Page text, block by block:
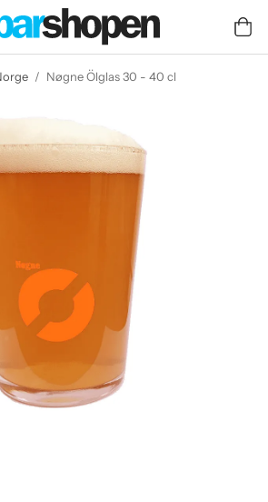
/ Nøgne Ölglas 30 - 40 cl